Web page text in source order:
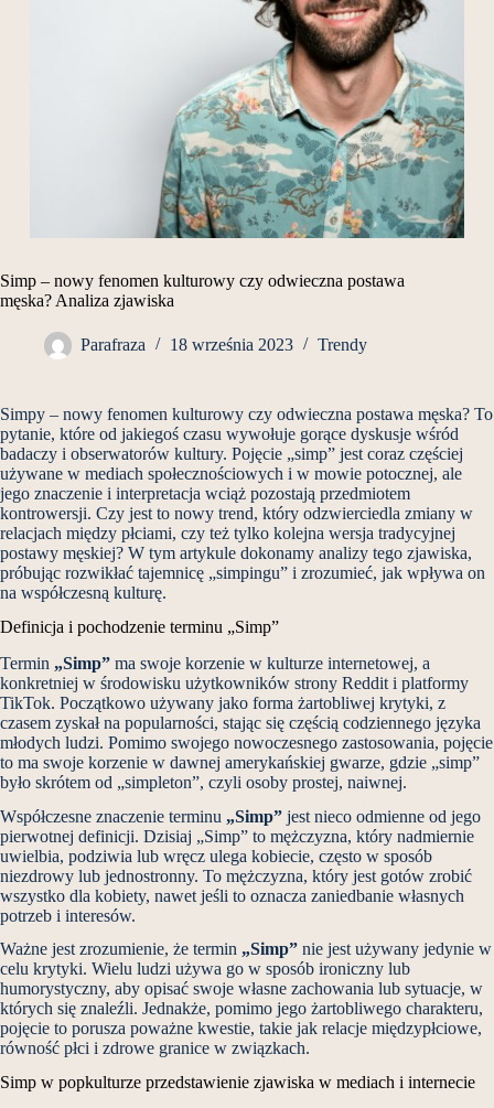
Simp – nowy fenomen kulturowy czy odwieczna postawa
męska? Analiza zjawiska
Parafraza 18 września 2023 Trendy
Simpy – nowy fenomen kulturowy czy odwieczna postawa męska? To
pytanie, które od jakiegoś czasu wywołuje gorące dyskusje wśród
badaczy i obserwatorów kultury. Pojęcie „simp” jest coraz częściej
używane w mediach społecznościowych i w mowie potocznej, ale
jego znaczenie i interpretacja wciąż pozostają przedmiotem
kontrowersji. Czy jest to nowy trend, który odzwierciedla zmiany w
relacjach między płciami, czy też tylko kolejna wersja tradycyjnej
postawy męskiej? W tym artykule dokonamy analizy tego zjawiska,
próbując rozwikłać tajemnicę „simpingu” i zrozumieć, jak wpływa on
na współczesną kulturę.
Definicja i pochodzenie terminu „Simp”
Termin „Simp” ma swoje korzenie w kulturze internetowej, a
konkretniej w środowisku użytkowników strony Reddit i platformy
TikTok. Początkowo używany jako forma żartobliwej krytyki, z
czasem zyskał na popularności, stając się częścią codziennego języka
młodych ludzi. Pomimo swojego nowoczesnego zastosowania, pojęcie
to ma swoje korzenie w dawnej amerykańskiej gwarze, gdzie „simp”
było skrótem od „simpleton”, czyli osoby prostej, naiwnej.
Współczesne znaczenie terminu „Simp” jest nieco odmienne od jego
pierwotnej definicji. Dzisiaj „Simp” to mężczyzna, który nadmiernie
uwielbia, podziwia lub wręcz ulega kobiecie, często w sposób
niezdrowy lub jednostronny. To mężczyzna, który jest gotów zrobić
wszystko dla kobiety, nawet jeśli to oznacza zaniedbanie własnych
potrzeb i interesów.
Ważne jest zrozumienie, że termin „Simp” nie jest używany jedynie w
celu krytyki. Wielu ludzi używa go w sposób ironiczny lub
humorystyczny, aby opisać swoje własne zachowania lub sytuacje, w
których się znaleźli. Jednakże, pomimo jego żartobliwego charakteru,
pojęcie to porusza poważne kwestie, takie jak relacje międzypłciowe,
równość płci i zdrowe granice w związkach.
Simp w popkulturze przedstawienie zjawiska w mediach i internecie